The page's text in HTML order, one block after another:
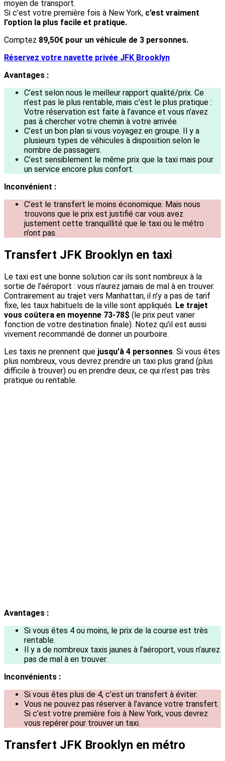
moyen de transport.
Si c’est votre première fois à New York, c’est vraiment
l’option la plus facile et pratique.
Comptez 89,50€ pour un véhicule de 3 personnes.
Réservez votre navette privée JFK Brooklyn
Avantages :
C’est selon nous le meilleur rapport qualité/prix. Ce
n’est pas le plus rentable, mais c’est le plus pratique :
Votre réservation est faite à l’avance et vous n’avez
pas à chercher votre chemin à votre arrivée.
C’est un bon plan si vous voyagez en groupe. Il y a
plusieurs types de véhicules à disposition selon le
nombre de passagers.
C’est sensiblement le même prix que la taxi mais pour
un service encore plus confort.
Inconvénient :
C’est le transfert le moins économique. Mais nous
trouvons que le prix est justifié car vous avez
justement cette tranquillité que le taxi ou le métro
n’ont pas.
Transfert JFK Brooklyn en taxi
Le taxi est une bonne solution car ils sont nombreux à la
sortie de l’aéroport : vous n’aurez jamais de mal à en trouver.
Contrairement au trajet vers Manhattan, il n’y a pas de tarif
fixe, les taux habituels de la ville sont appliqués. Le trajet
vous coûtera en moyenne 73-78$ (le prix peut varier
fonction de votre destination finale). Notez qu’il est aussi
vivement recommandé de donner un pourboire.
Les taxis ne prennent que jusqu’à 4 personnes. Si vous êtes
plus nombreux, vous devrez prendre un taxi plus grand (plus
difficile à trouver) ou en prendre deux, ce qui n’est pas très
pratique ou rentable.
Avantages :
Si vous êtes 4 ou moins, le prix de la course est très
rentable.
Il y a de nombreux taxis jaunes à l’aéroport, vous n’aurez
pas de mal à en trouver.
Inconvénients :
Si vous êtes plus de 4, c’est un transfert à éviter.
Vous ne pouvez pas réserver à l’avance votre transfert.
Si c’est votre première fois à New York, vous devrez
vous repérer pour trouver un taxi.
Transfert JFK Brooklyn en métro